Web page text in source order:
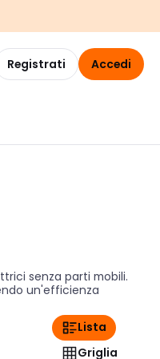
Registrati Accedi
senza parti mobili.
un'efficienza
Lista
Griglia